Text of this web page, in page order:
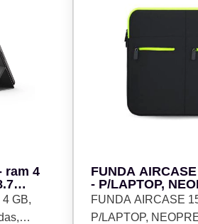
ram 4
GB,
GB,
FUNDA
- P/LAPTOP,
BROBOTIX
FUNDA AIRCASE
P/LAPTOP,